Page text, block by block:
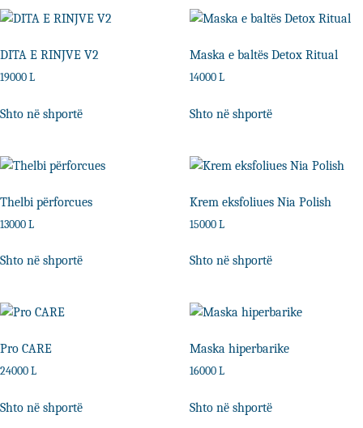
DITA E RINJVE V2
19000 L
Shto në shportë
Maska e baltës Detox Ritual
14000 L
Shto në shportë
Thelbi përforcues
13000 L
Shto në shportë
Krem eksfoliues Nia Polish
15000 L
Shto në shportë
Pro CARE
24000 L
Shto në shportë
Maska hiperbarike
16000 L
Shto në shportë